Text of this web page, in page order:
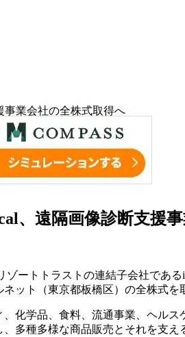
事業会社の全株式取得へ
、遠隔画像診断支援
ートトラストの連結子会社であ
ット（東京都板橋区）の全株式を
化学品、食料、流通事業、ヘル
多種多様な商品販売とそれを支